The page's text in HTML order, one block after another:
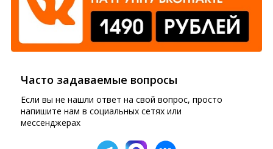
Часто задаваемые вопросы
Если вы не нашли ответ на свой вопрос, просто
напишите нам в социальных сетях или
мессенджерах